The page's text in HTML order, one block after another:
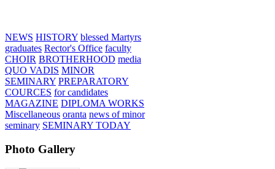
NEWS HISTORY blessed Martyrs
graduates Rector's Office faculty
CHOIR BROTHERHOOD media
QUO VADIS MINOR
SEMINARY PREPARATORY
COURCES for candidates
MAGAZINE DIPLOMA WORKS
Miscellaneous oranta news of minor
seminary SEMINARY TODAY
Photo Gallery